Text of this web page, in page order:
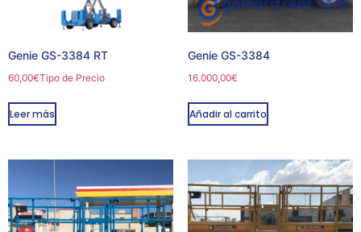
Genie GS-3384 RT
60,00€Tipo de Precio
Leer más
Genie GS-3384
16.000,00€
Añadir al carrito